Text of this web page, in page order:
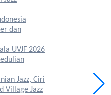
dan
UVJF 2026
Jazz, Ciri
Village Jazz